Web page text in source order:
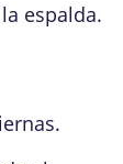
espalda.